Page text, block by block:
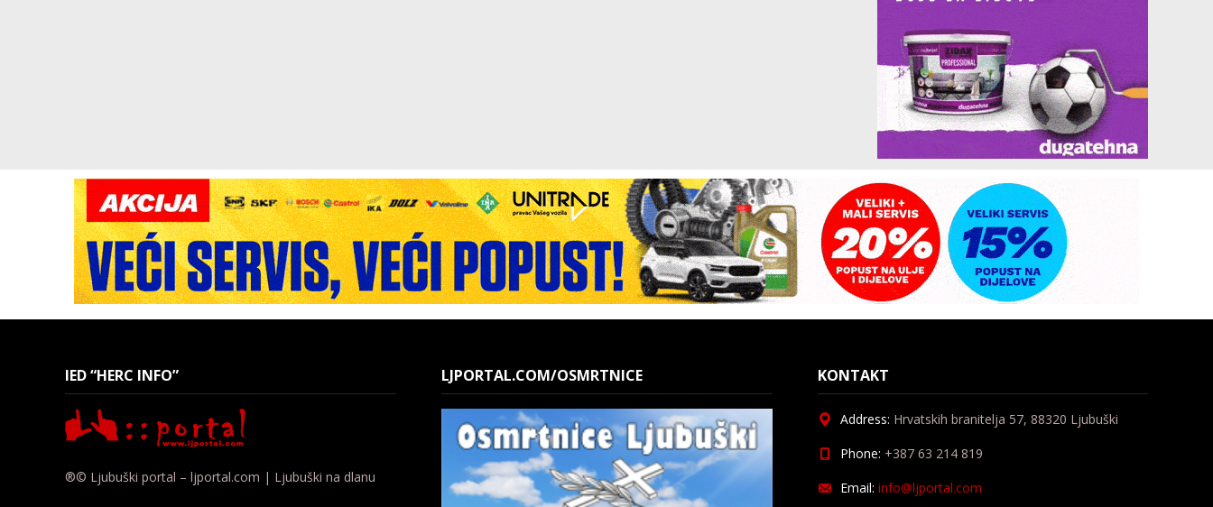
IED “HERC INFO”
®© Ljubuški portal – ljportal.com | Ljubuški na dlanu
LJPORTAL.COM/OSMRTNICE KONTAKT
Address: Hrvatskih branitelja 57, 88320 Ljubuški
Phone: +387 63 214 819
Email: info@ljportal.com